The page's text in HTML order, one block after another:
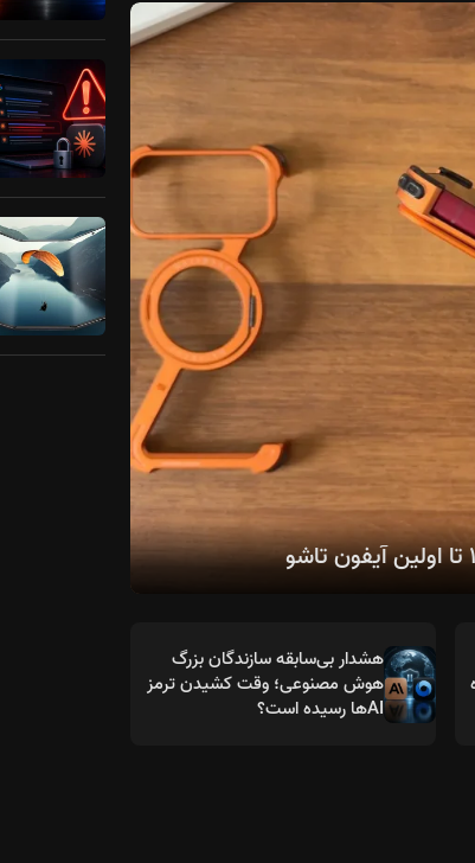
هشدار بی‌سابقه سازندگان بزرگ
هوش مصنوعی؛ وقت کشیدن ترمز
AIها رسیده است؟